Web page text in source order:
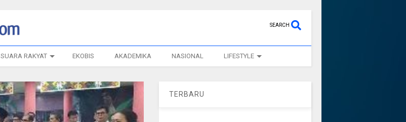
SEARCH
SUARA RAKYAT EKOBIS AKADEMIKA NASIONAL LIFESTYLE
TERBARU